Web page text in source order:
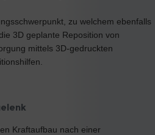
zu welchem ebenfalls
3D geplante Reposition von
mittels 3D-gedruckten
Kraftaufbau nach einer